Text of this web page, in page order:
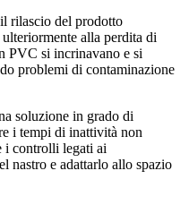
rilascio del prodotto
alla perdita di
PVC si incrinavano e si
problemi di contaminazione
soluzione in grado di
i tempi di inattività non
i controlli legati ai
nastro e adattarlo allo spazio